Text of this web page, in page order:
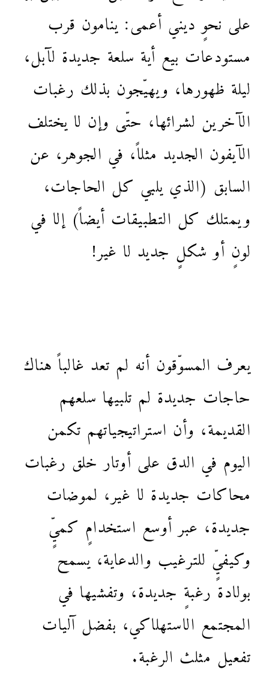
على نحوٍ ديني أعمى: ينامون قرب
مستودعات بيع أية سلعة جديدة لآبل،
ليلة ظهورها، ويهيّجون بذلك رغبات
الآخرين لشرائها، حتّى وإن لا يختلف
الآيفون الجديد مثلاً، في الجوهر، عن
السابق (الذي يلبي كل الحاجات،
ويمتلك كل التطبيقات أيضاً) إلا في
لونٍ أو شكلٍ جديد لا غير!
يعرف المسوّقون أنه لم تعد غالباً هناك
حاجات جديدة لم تلبيها سلعهم
القديمة، وأن استراتيجياتهم تكمن
اليوم في الدق على أوتار خلق رغبات
محاكات جديدة لا غير، لموضات
جديدة، عبر أوسع استخدامٍ كميٍّ
وكيفيٍّ للترغيب والدعاية، يسمح
بولادة رغبةٍ جديدة، وتفشيها في
المجتمع الاستهلاكي، بفضل آليات
تفعيل مثلث الرغبة.